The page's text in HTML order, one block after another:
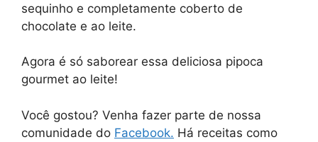
sequinho e completamente coberto de
chocolate e ao leite.
Agora é só saborear essa deliciosa pipoca
gourmet ao leite!
Você gostou? Venha fazer parte de nossa
comunidade do Facebook. Há receitas como